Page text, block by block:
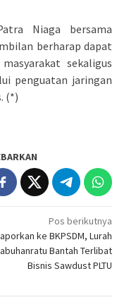
Niaga bersama
berharap dapat
sekaligus
penguatan jaringan
(*)
Pos berikutnya
ke BKPSDM, Lurah
Bantah Terlibat
Bisnis Sawdust PLTU